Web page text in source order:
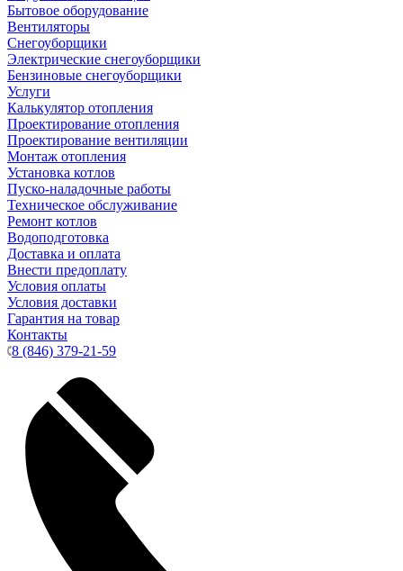
Бытовое оборудование
Вентиляторы
Снегоуборщики
Электрические снегоуборщики
Бензиновые снегоуборщики
Услуги
Калькулятор отопления
Проектирование отопления
Проектирование вентиляции
Монтаж отопления
Установка котлов
Пуско-наладочные работы
Техническое обслуживание
Ремонт котлов
Водоподготовка
Доставка и оплата
Внести предоплату
Условия оплаты
Условия доставки
Гарантия на товар
Контакты
8 (846) 379-21-59